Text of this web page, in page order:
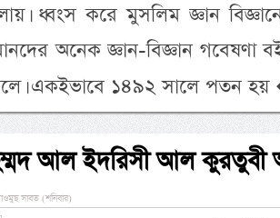
ধ্বংস করে মুসলিম জ্ঞান
অনেক জ্ঞান-বিজ্ঞান গবেষণা
একইভাবে ১৪৯২ সালে পতন
আল ইদরিসী আল কুরতুবী
সাবত (শনিবার)